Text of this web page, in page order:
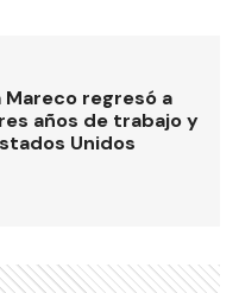
Mareco regresó a
años de trabajo y
Unidos